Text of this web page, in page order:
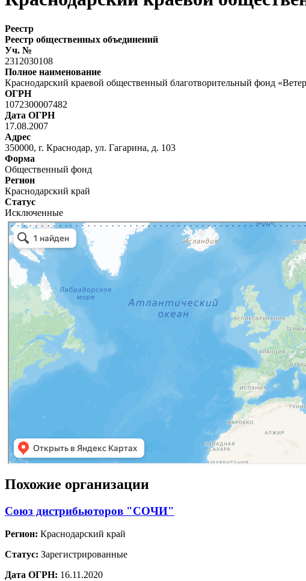
Реестр
Реестр общественных объединений
Уч. №
2312030108
Полное наименование
Краснодарский краевой общественный благотворительный фонд
ОГРН
1072300007482
Дата ОГРН
17.08.2007
Адрес
350000, г. Краснодар, ул. Гагарина, д. 103
Форма
Общественный фонд
Регион
Краснодарский край
Статус
Исключенные
Похожие организации
Союз дистрибьюторов "СОЧИ"
Регион: Краснодарский край
Статус: Зарегистрированные
Дата ОГРН: 16.11.2020